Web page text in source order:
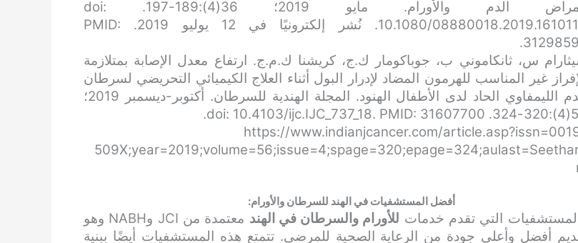
لأمراض الدم والأورام. مايو 2019؛ 36(4):189-197. doi:
10.1080/08880018.2019.1610119. نُشر إلكترونيًا في 12 يوليو 2019. PMID:
س، ثانكاموني ب، جوباكومار ك.ج، كريشنا ك.م.ج. ارتفاع معدل الإصابة بمتلازمة
غير المناسب للهرمون المضاد لإدرار البول أثناء العلاج الكيميائي التحريضي لسرطان
الدم الليمفاوي الحاد لدى الأطفال الهنود. المجلة الهندية للسرطان. أكتوبر-ديسمبر 2019؛
56(4):320-324.
https://www.indianjcancer.com/
أفضل المستشفيات في الهند للسرطان والأورام:
التي تقدم خدمات للأورام والسرطانفي الهند
معتمدة من JCI وNABH وهو
أفضل وأعلى جودة من الرعاية الصحية للمرضى. تتمتع هذه المستشفيات أيضًا ببنية